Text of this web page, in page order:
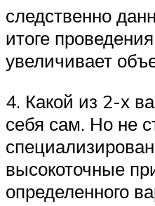
следственно
итоге
увеличивает
4. Какой из 2-х
себя сам. Но не
высокоточные
определенного